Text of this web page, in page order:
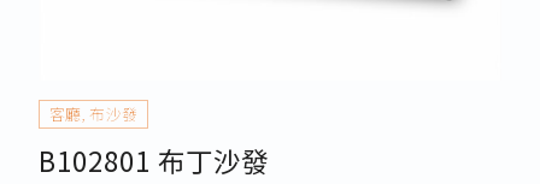
客廳,布沙發
B102801 布丁沙發